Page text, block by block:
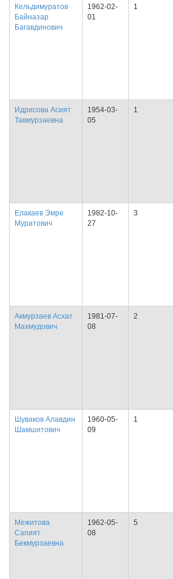
Кельдимуратов
Байназар
Багавдинович
1962-02-
01
1
Идрисова Асият
Тавмурзаевна
1954-03-
05
1
Елакаев Эмре
Муратович
1982-10-
27
3
Акмурзаев Асхат
Махмудович
1981-07-
08
2
Шуваков Алавдин
Шамшитович
1960-05-
09
1
Межитова
Сапият
Бекмурзаевна
1962-05-
08
5